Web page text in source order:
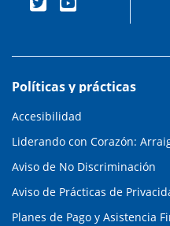
Políticas y prácticas
Accesibilidad
Liderando con Corazón:
Aviso de No Discriminación
Aviso de Prácticas de
Planes de Pago y Asistencia